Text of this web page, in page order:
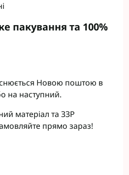
пакування та 100%
Новою поштою в
на наступний.
матеріал та ЗЗР
прямо зараз!